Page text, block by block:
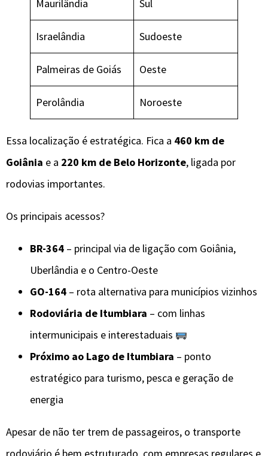
Maurilândia Sul
Israelândia Sudoeste
Palmeiras de Goiás Oeste
Perolândia Noroeste
Essa localização é estratégica. Fica a 460 km de
Goiânia e a 220 km de Belo Horizonte, ligada por
rodovias importantes.
Os principais acessos?
BR-364 – principal via de ligação com Goiânia,
Uberlândia e o Centro-Oeste
GO-164 – rota alternativa para municípios vizinhos
Rodoviária de Itumbiara – com linhas
intermunicipais e interestaduais
Próximo ao Lago de Itumbiara – ponto
estratégico para turismo, pesca e geração de
energia
Apesar de não ter trem de passageiros, o transporte
rodoviário é bem estruturado, com empresas regulares e